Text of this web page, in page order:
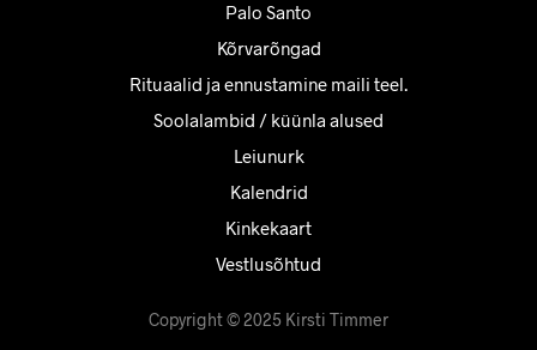
Palo Santo
Kõrvarõngad
Rituaalid ja ennustamine maili teel.
Soolalambid / küünla alused
Leiunurk
Kalendrid
Kinkekaart
Vestlusõhtud
Copyright © 2025 Kirsti Timmer